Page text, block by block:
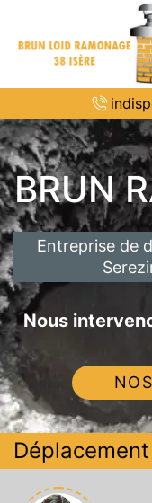
BRUN
Entreprise de
Nous